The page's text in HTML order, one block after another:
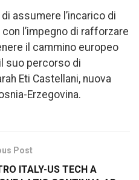
assumere l’incarico di
l’impegno di rafforzare
il cammino europeo
suo percorso di
Eti Castellani, nuova
Erzegovina.
Post
ITALY-US TECH A